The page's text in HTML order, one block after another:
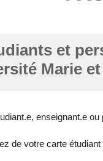
et
Marie
enseignant.e
de votre carte